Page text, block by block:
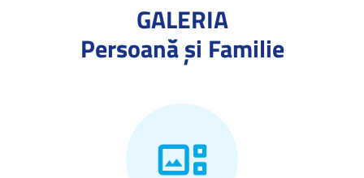
GALERIA
Persoană și Familie